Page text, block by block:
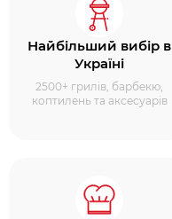
Найбільший вибір в
Україні
2500+ грилів, барбекю,
коптилень та аксесуарів